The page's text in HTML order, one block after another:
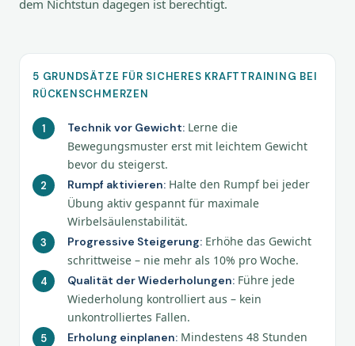
dem Nichtstun dagegen ist berechtigt.
5 GRUNDSÄTZE FÜR SICHERES KRAFTTRAINING BEI
RÜCKENSCHMERZEN
Technik vor Gewicht: Lerne die
Bewegungsmuster erst mit leichtem Gewicht
bevor du steigerst.
Rumpf aktivieren: Halte den Rumpf bei jeder
Übung aktiv gespannt für maximale
Wirbelsäulenstabilität.
Progressive Steigerung: Erhöhe das Gewicht
schrittweise – nie mehr als 10% pro Woche.
Qualität der Wiederholungen: Führe jede
Wiederholung kontrolliert aus – kein
unkontrolliertes Fallen.
Erholung einplanen: Mindestens 48 Stunden